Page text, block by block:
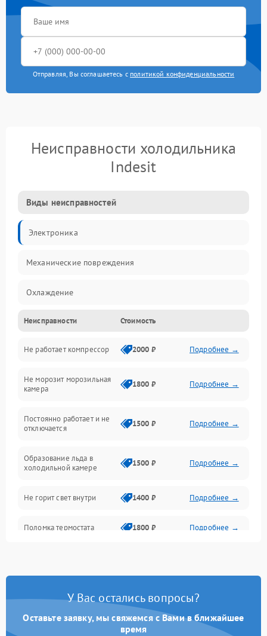
Отправляя, Вы соглашаетесь с политикой конфиденциальности
Неисправности холодильника
Indesit
Виды неисправностей
Электроника
Механические повреждения
Охлаждение
Механика
Электропитание
Дренаж
Неисправности Стоимость
Не работает компрессор 2000 ₽ Подробнее →
Не морозит морозильная
камера
1800 ₽ Подробнее →
Постоянно работает и не
отключается
1500 ₽ Подробнее →
Образование льда в
холодильной камере
1500 ₽ Подробнее →
Не горит свет внутри 1400 ₽ Подробнее →
Поломка термостата 1800 ₽ Подробнее →
Образование конденсата
1800 ₽ Подробнее →
У Вас остались вопросы?
Оставьте заявку, мы свяжемся с Вами в ближайшее
время